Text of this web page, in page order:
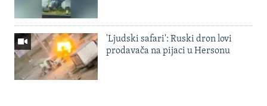
'Ljudski safari': Ruski dron lovi
prodavača na pijaci u Hersonu